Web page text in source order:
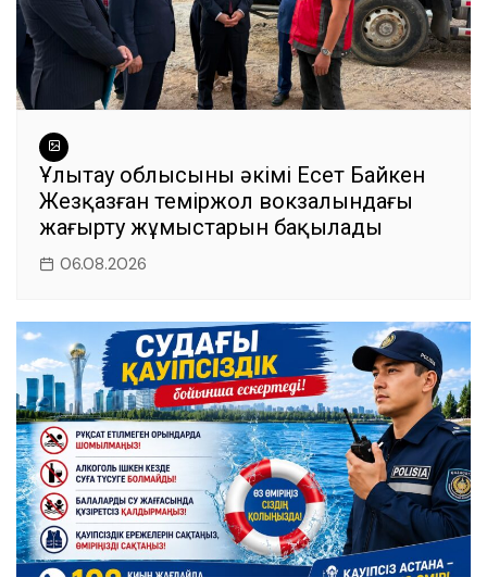
Ұлытау облысының әкімі Есет Байкен
Жезқазған теміржол вокзалындағы
жаңғырту жұмыстарын бақылады
06.08.2026